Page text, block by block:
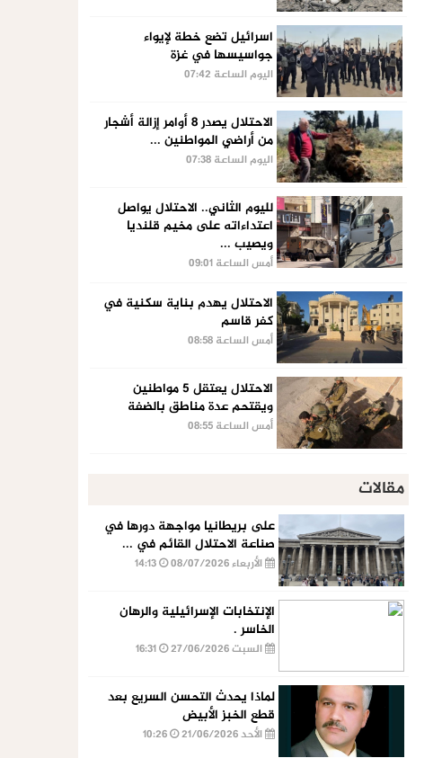
اسرائيل تضع خطة لإيواء
جواسيسها في غزة
اليوم الساعة 07:42
الاحتلال يصدر 8 أوامر إزالة أشجار
من أراضي المواطنين ...
اليوم الساعة 07:38
لليوم الثاني.. الاحتلال يواصل
اعتداءاته على مخيم قلنديا
ويصيب ...
أمس الساعة 09:01
الاحتلال يهدم بناية سكنية في
كفر قاسم
أمس الساعة 08:58
الاحتلال يعتقل 5 مواطنين
ويقتحم عدة مناطق بالضفة
أمس الساعة 08:55
مقالات
على بريطانيا مواجهة دورها في
صناعة الاحتلال القائم في ...
الأربعاء 08/07/2026
الإنتخابات الإسرائيلية والرهان
الخاسر .
السبت 27/06/2026
لماذا يحدث التحسن السريع بعد
قطع الخبز الأبيض
الأحد 21/06/2026